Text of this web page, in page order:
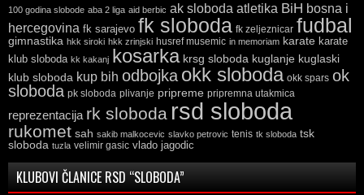
100 godina slobode aba 2 liga aid berbic ak sloboda atletika BiH bosna i
hercegovina fk sarajevo fk sloboda fk zeljeznicar fudbal
gimnastika hkk siroki hkk zrinjski husref musemic in memoriam karate karate
klub sloboda kk kakanj kosarka krsg sloboda kuglanje kuglaski
klub sloboda kup bih odbojka okk sloboda okk spars ok
sloboda pk sloboda plivanje pripreme pripremna utakmica
reprezentacija rk sloboda rsd sloboda
rukomet sah sakib malkocevic slavko petrovic tenis tk sloboda tsk
sloboda tuzla velimir gasic vlado jagodic
KLUBOVI ČLANICE RSD “SLOBODA”